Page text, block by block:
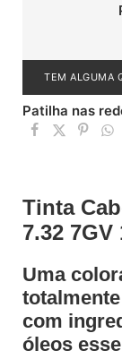
TEM ALGUMA
Patilha nas
Tinta
7.32 7GV
Uma
com
óleos